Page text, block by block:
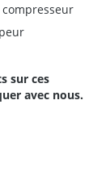
sur ces
avec nous.